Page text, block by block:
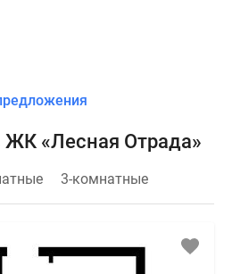
«Лесная Отрада»
3-комнатные